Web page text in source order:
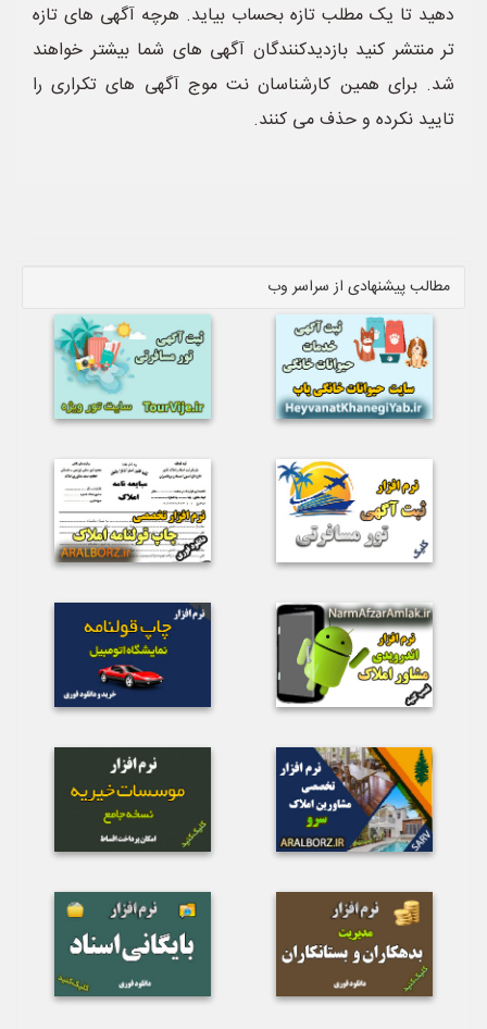
دهید تا یک مطلب تازه بحساب بیاید. هرچه آگهی های تازه
تر منتشر کنید بازدیدکنندگان آگهی های شما بیشتر خواهند
شد. برای همین کارشناسان نت موج آگهی های تکراری را
تایید نکرده و حذف می کنند.
مطالب پیشنهادی از سراسر وب